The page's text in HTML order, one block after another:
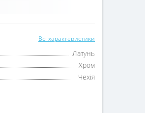
Всі характеристики
Латунь
Хром
Чехія